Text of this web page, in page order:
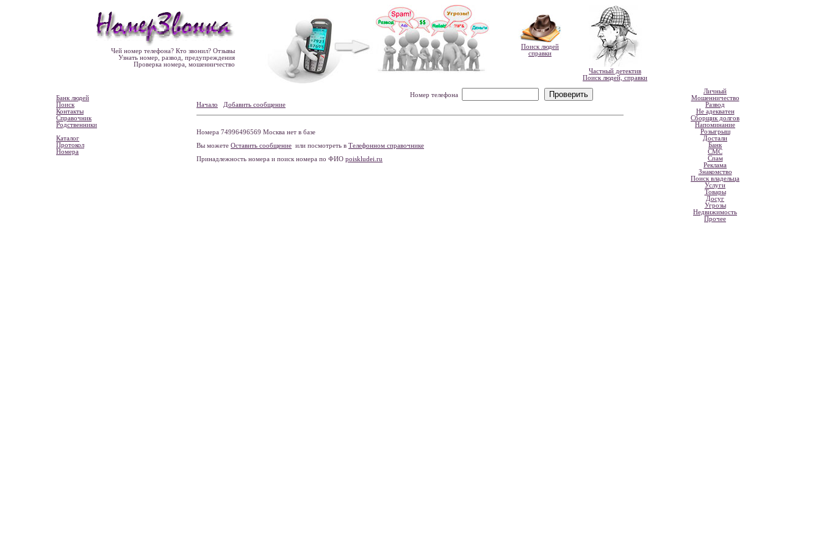
Чей номер телефона? Кто звонил? Отзывы
Узнать номер, развод, предупреждения
Проверка номера, мошенничество
Поиск людей
справки
Частный детектив
Поиск людей, справки
Банк людей
Поиск
Контакты
Справочник
Родственники
Каталог
Протокол
Номера
Номер телефона
Начало
Добавить сообщение
Номера 74996496569 Москва нет в базе
Вы можете Оставить сообщение или посмотреть в Телефонном справочнике
Принадлежность номера и поиск номера по ФИО poiskludei.ru
Личный
Мошенничество
Развод
Не адекватен
Сборщик долгов
Напоминание
Розыгрыш
Достали
Банк
СМС
Спам
Реклама
Знакомство
Поиск владельца
Услуги
Товары
Досуг
Угрозы
Недвижимость
Прочее